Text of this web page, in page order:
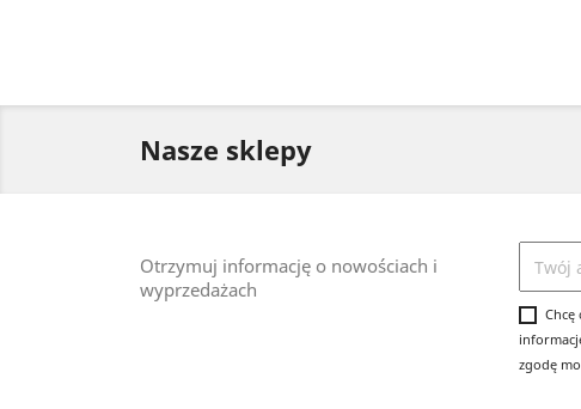
Nasze sklepy
Otrzymuj informację o nowościach i
wyprzedażach
zgodę